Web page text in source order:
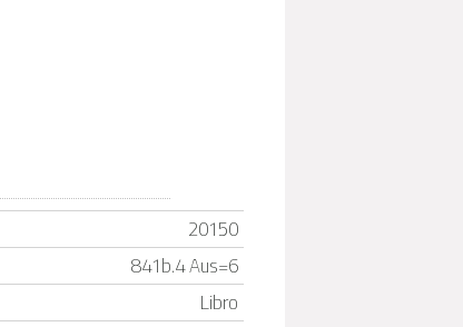
20150
841b.4 Aus=6
Libro